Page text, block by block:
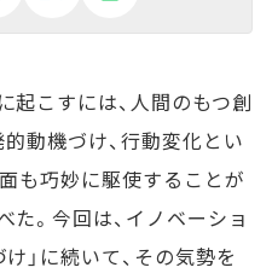
こすには、人間のもつ創
動機づけ、行動変化とい
も巧妙に駆使することが
。今回は、イノベーショ
」に続いて、その気勢を